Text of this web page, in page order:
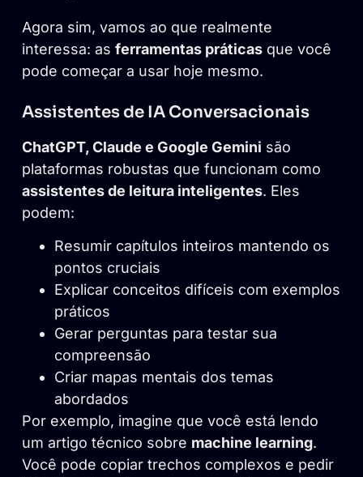
Agora sim, vamos ao que realmente
interessa: as ferramentas práticas que você
pode começar a usar hoje mesmo.
Assistentes de IA Conversacionais
ChatGPT, Claude e Google Gemini são
plataformas robustas que funcionam como
assistentes de leitura inteligentes. Eles
podem:
Resumir capítulos inteiros mantendo os
pontos cruciais
Explicar conceitos difíceis com exemplos
práticos
Gerar perguntas para testar sua
compreensão
Criar mapas mentais dos temas
abordados
Por exemplo, imagine que você está lendo
um artigo técnico sobre machine learning.
Você pode copiar trechos complexos e pedir